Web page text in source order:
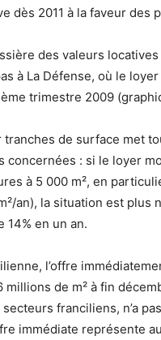
dès 2011 à la faveur des
des valeurs
à La Défense, où le
trimestre 2009
tranches de surface met
concernées : si le loyer
à 5 000 m², en
an), la situation est
14% en un an.
l’offre
millions de m² à fin
franciliens, n’a
immédiate représente